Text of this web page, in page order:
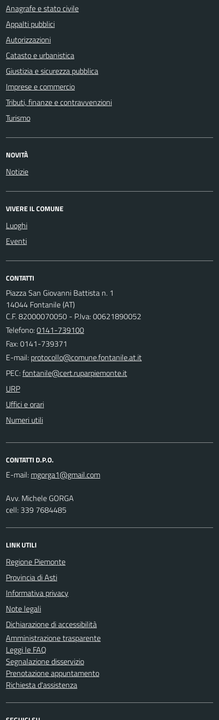
Anagrafe e stato civile
Appalti pubblici
Autorizzazioni
Catasto e urbanistica
Giustizia e sicurezza pubblica
Imprese e commercio
Tributi, finanze e contravvenzioni
Turismo
NOVITÀ
Notizie
VIVERE IL COMUNE
Luoghi
Eventi
CONTATTI
Piazza San Giovanni Battista n. 1
14044 Fontanile (AT)
C.F. 82000070050 - P.Iva: 00621890052
Telefono:0141-739100
Fax: 0141-739371
E-mail:
PEC:
URP
Uffici e orari
Numeri utili
CONTATTI D.P.O.
E-mail:
Avv. Michele GORGA
cell: 339 7684485
LINK UTILI
Regione Piemonte
Provincia di Asti
Informativa privacy
Note legali
Dichiarazione di accessibilità
Amministrazione trasparente
Leggi le FAQ
Segnalazione disservizio
Prenotazione appuntamento
Richiesta d'assistenza